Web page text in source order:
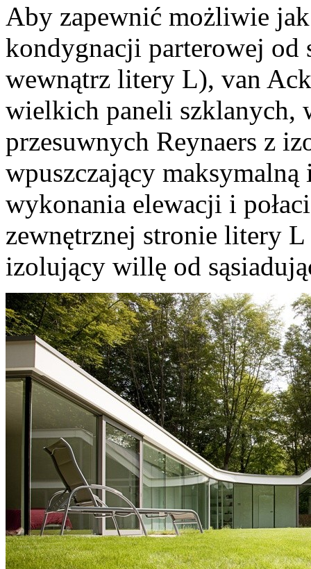
Aby zapewnić możliwie
kondygnacji parterowej od
wewnątrz litery L), van
wielkich paneli szklanych,
przesuwnych Reynaers z
wpuszczający
wykonania elewacji i
zewnętrznej stronie litery
izolujący willę od